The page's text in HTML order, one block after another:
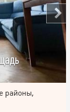
районы,